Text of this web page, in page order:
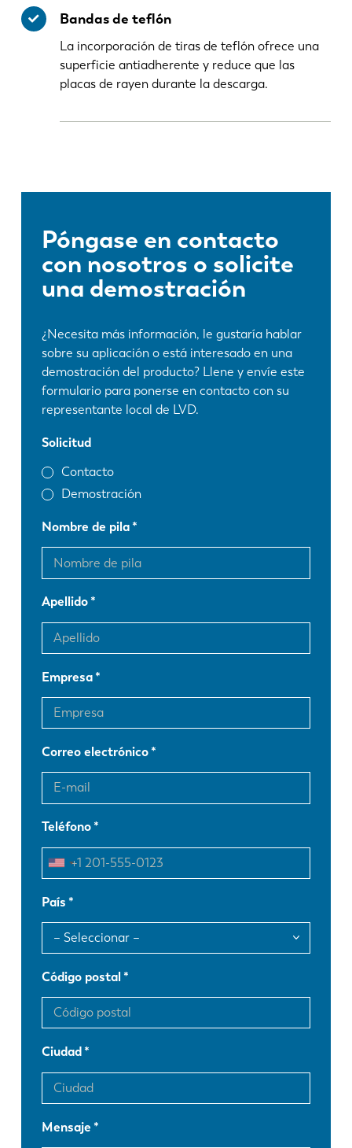
Bandas de teflón
La incorporación de tiras de teflón ofrece una
superficie antiadherente y reduce que las
placas de rayen durante la descarga.
Póngase en contacto
con nosotros o solicite
una demostración
¿Necesita más información, le gustaría hablar
sobre su aplicación o está interesado en una
demostración del producto? Llene y envíe este
formulario para ponerse en contacto con su
representante local de LVD.
Solicitud
Contacto
Demostración
Nombre de pila
Apellido
Empresa
Correo electrónico
Teléfono
País
Código postal
Ciudad
Mensaje